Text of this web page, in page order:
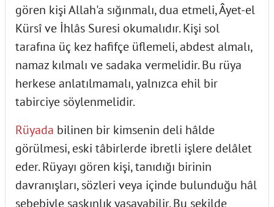
gören kişi Allah'a sığınmalı, dua etmeli, Âyet-el
Kürsî ve İhlâs Suresi okumalıdır. Kişi sol
tarafına üç kez hafifçe üflemeli, abdest almalı,
namaz kılmalı ve sadaka vermelidir. Bu rüya
herkese anlatılmamalı, yalnızca ehil bir
tabirciye söylenmelidir.
Rüyada bilinen bir kimsenin deli hâlde
görülmesi, eski tâbirlerde ibretli işlere delâlet
eder. Rüyayı gören kişi, tanıdığı birinin
davranışları, sözleri veya içinde bulunduğu hâl
sebebiyle şaşkınlık yaşayabilir. Bu şekilde